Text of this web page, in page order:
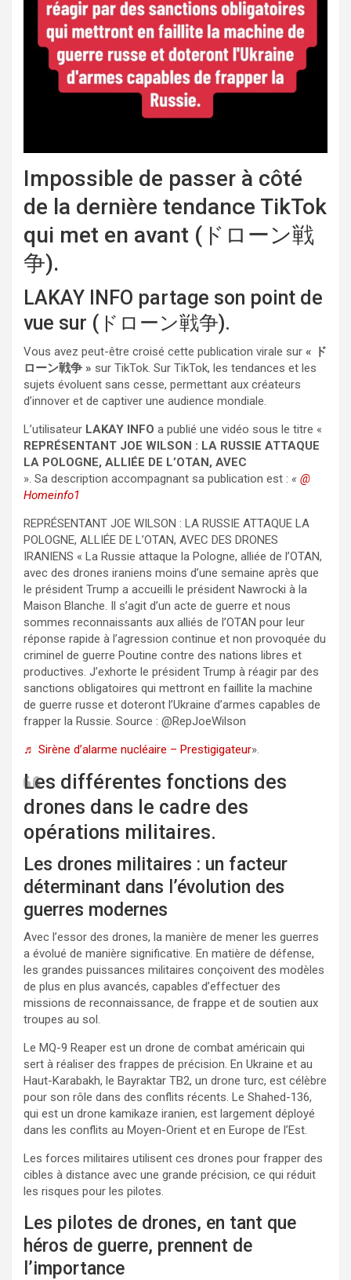
Impossible de passer à côté
de la dernière tendance TikTok
qui met en avant (ドローン戦
争).
LAKAY INFO partage son point de
vue sur (ドローン戦争).
Vous avez peut-être croisé cette publication virale sur « ド
ローン戦争 » sur TikTok. Sur TikTok, les tendances et les
sujets évoluent sans cesse, permettant aux créateurs
d’innover et de captiver une audience mondiale.
L’utilisateur LAKAY INFO a publié une vidéo sous le titre «
REPRÉSENTANT JOE WILSON : LA RUSSIE ATTAQUE
LA POLOGNE, ALLIÉE DE L’OTAN, AVEC
». Sa description accompagnant sa publication est : « @
Homeinfo1
REPRÉSENTANT JOE WILSON : LA RUSSIE ATTAQUE LA
POLOGNE, ALLIÉE DE L’OTAN, AVEC DES DRONES
IRANIENS « La Russie attaque la Pologne, alliée de l’OTAN,
avec des drones iraniens moins d’une semaine après que
le président Trump a accueilli le président Nawrocki à la
Maison Blanche. Il s’agit d’un acte de guerre et nous
sommes reconnaissants aux alliés de l’OTAN pour leur
réponse rapide à l’agression continue et non provoquée du
criminel de guerre Poutine contre des nations libres et
productives. J’exhorte le président Trump à réagir par des
sanctions obligatoires qui mettront en faillite la machine
de guerre russe et doteront l’Ukraine d’armes capables de
frapper la Russie. Source : @RepJoeWilson
♬ Sirène d’alarme nucléaire – Prestigigateur».
Les différentes fonctions des
drones dans le cadre des
opérations militaires.
Les drones militaires : un facteur
déterminant dans l’évolution des
guerres modernes
Avec l’essor des drones, la manière de mener les guerres
a évolué de manière significative. En matière de défense,
les grandes puissances militaires conçoivent des modèles
de plus en plus avancés, capables d’effectuer des
missions de reconnaissance, de frappe et de soutien aux
troupes au sol.
Le MQ-9 Reaper est un drone de combat américain qui
sert à réaliser des frappes de précision. En Ukraine et au
Haut-Karabakh, le Bayraktar TB2, un drone turc, est célèbre
pour son rôle dans des conflits récents. Le Shahed-136,
qui est un drone kamikaze iranien, est largement déployé
dans les conflits au Moyen-Orient et en Europe de l’Est.
Les forces militaires utilisent ces drones pour frapper des
cibles à distance avec une grande précision, ce qui réduit
les risques pour les pilotes.
Les pilotes de drones, en tant que
héros de guerre, prennent de
l’importance